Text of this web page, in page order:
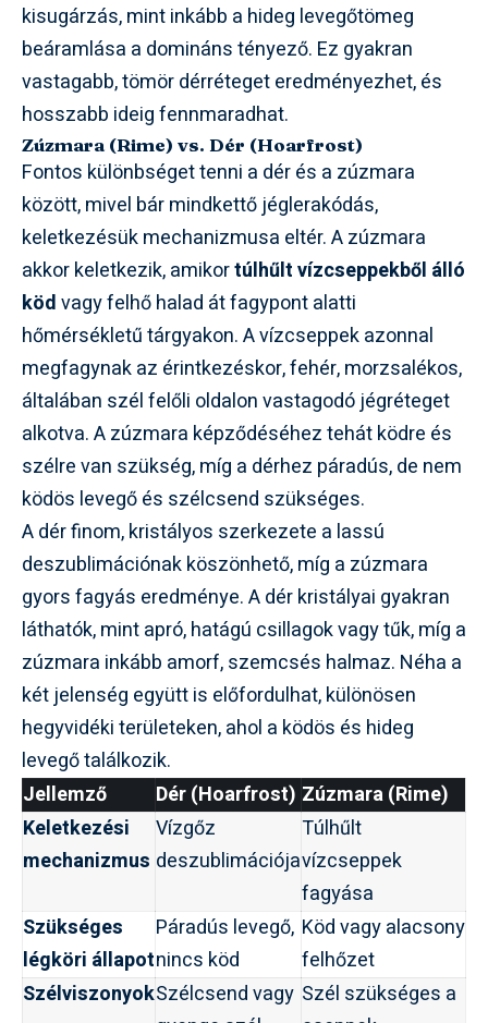
kisugárzás, mint inkább a hideg levegőtömeg
beáramlása a domináns tényező. Ez gyakran
vastagabb, tömör dérréteget eredményezhet, és
hosszabb ideig fennmaradhat.
Zúzmara (Rime) vs. Dér (Hoarfrost)
Fontos különbséget tenni a dér és a zúzmara
között, mivel bár mindkettő jéglerakódás,
keletkezésük mechanizmusa eltér. A zúzmara
akkor keletkezik, amikortúlhűlt vízcseppekből álló
ködvagy felhő halad át fagypont alatti
hőmérsékletű tárgyakon. A vízcseppek azonnal
megfagynak az érintkezéskor, fehér, morzsalékos,
általában szél felőli oldalon vastagodó jégréteget
alkotva. A zúzmara képződéséhez tehát ködre és
szélre van szükség, míg a dérhez páradús, de nem
ködös levegő és szélcsend szükséges.
A dér finom, kristályos szerkezete a lassú
deszublimációnak köszönhető, míg a zúzmara
gyors fagyás eredménye. A dér kristályai gyakran
láthatók, mint apró, hatágú csillagok vagy tűk, míg a
zúzmara inkább amorf, szemcsés halmaz. Néha a
két jelenség együtt is előfordulhat, különösen
hegyvidéki területeken, ahol a ködös és hideg
levegő találkozik.
Jellemző
Dér (Hoarfrost) Zúzmara (Rime)
Keletkezési
mechanizmus
Vízgőz
deszublimációja
Túlhűlt
vízcseppek
fagyása
Szükséges
légköri állapot
Páradús levegő,
nincs köd
Köd vagy alacsony
felhőzet
SzélviszonyokSzélcsend vagy Szél szükséges a